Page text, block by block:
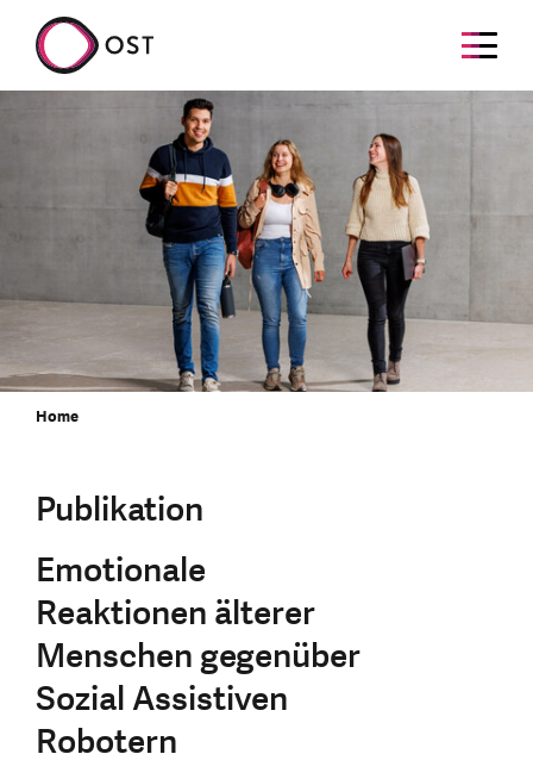
Home
Publikation
Emotionale
Reaktionen älterer
Menschen gegenüber
Sozial Assistiven
Robotern